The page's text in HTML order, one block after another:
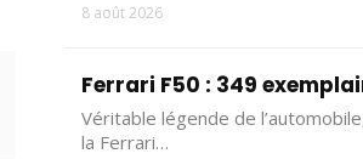
8 août 2026
Ferrari F50 : 349
Véritable légende de
la Ferrari…